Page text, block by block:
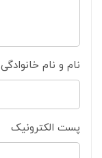
نام و نام خانوادگی
پست الکترونیک